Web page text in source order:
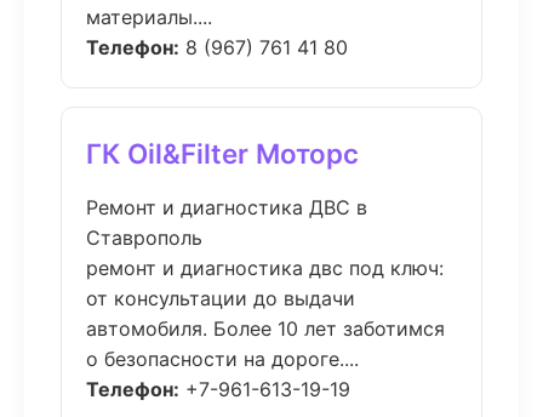
материалы....
Телефон: 8 (967) 761 41 80
ГК Oil&Filter Моторс
Ремонт и диагностика ДВС в
Ставрополь
ремонт и диагностика двс под ключ:
от консультации до выдачи
автомобиля. Более 10 лет заботимся
о безопасности на дороге....
Телефон: +7-961-613-19-19